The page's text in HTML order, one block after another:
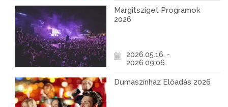
Margitsziget Programok
2026
2026.05.16. -
2026.09.06.
Dumaszínház Előadás 2026